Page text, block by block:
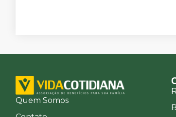
Quem Somos